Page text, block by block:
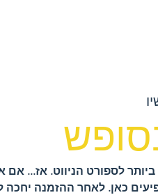
לספורט הניווט. אז... אם
כאן. לאחר ההזמנה